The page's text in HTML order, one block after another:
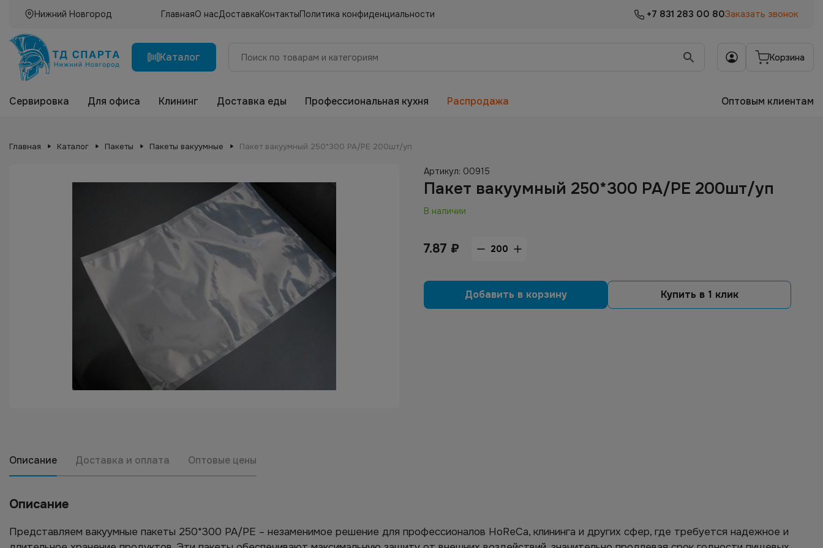
Нижний Новгород ГлавнаяО насДоставкаКонтактыПолитика конфиденциальности +7 831 283 00 80Заказать звонок
Каталог Корзина
Сервировка Для офиса Клининг Доставка еды Профессиональная кухня Распродажа Оптовым клиентам
Главная Каталог Пакеты Пакеты вакуумные Пакет вакуумный 250*300 PA/PE 200шт/уп
Артикул: 00915
Пакет вакуумный 250*300 PA/PE 200шт/уп
В наличии
7.87 ₽
Добавить в корзину Купить в 1 клик
Описание Доставка и оплата Оптовые цены
Описание
Представляем вакуумные пакеты 250*300 PA/PE – незаменимое решение для профессионалов HoReCa, клининга и других сфер, где требуется надежное и